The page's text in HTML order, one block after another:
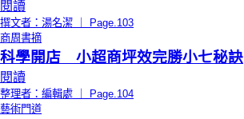
閱讀
撰文者：湯名潔 ｜ Page.103
商周書摘
科學開店 小超商坪效完勝小七秘訣
閱讀
整理者：編輯處 ｜ Page.104
藝術門道